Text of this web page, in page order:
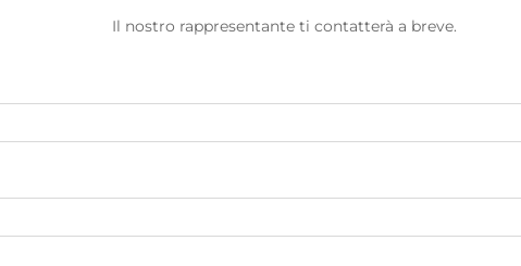
Il nostro rappresentante ti contatterà a breve.